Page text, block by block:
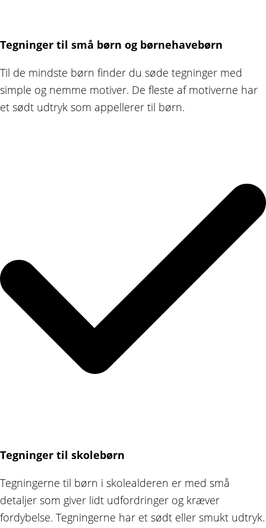
Tegninger til små børn og børnehavebørn
Til de mindste børn finder du søde tegninger med
simple og nemme motiver. De fleste af motiverne har
et sødt udtryk som appellerer til børn.
Tegninger til skolebørn
Tegningerne til børn i skolealderen er med små
detaljer som giver lidt udfordringer og kræver
fordybelse. Tegningerne har et sødt eller smukt udtryk.